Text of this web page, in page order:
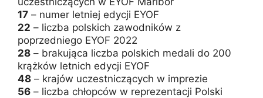
17 – numer letniej edycji EYOF
22 – liczba polskich zawodników z
poprzedniego EYOF 2022
28 – brakująca liczba polskich medali do 200
krążków letnich edycji EYOF
48 – krajów uczestniczących w imprezie
56 – liczba chłopców w reprezentacji Polski